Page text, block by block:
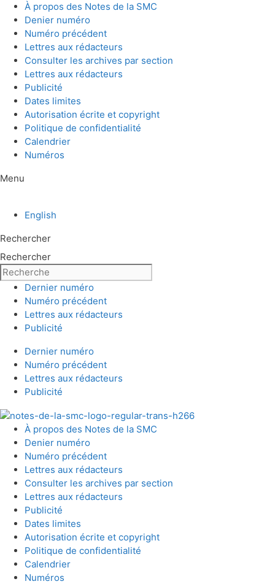
Aller
contenu
À propos des Notes de la SMC
Denier numéro
Numéro précédent
Lettres aux rédacteurs
Consulter les archives par section
Lettres aux rédacteurs
Publicité
Dates limites
Autorisation écrite et copyright
Politique de confidentialité
Calendrier
Numéros
Menu
English
Rechercher
Rechercher
Dernier numéro
Numéro précédent
Lettres aux rédacteurs
Publicité
Dernier numéro
Numéro précédent
Lettres aux rédacteurs
Publicité
À propos des Notes de la SMC
Denier numéro
Numéro précédent
Lettres aux rédacteurs
Consulter les archives par section
Lettres aux rédacteurs
Publicité
Dates limites
Autorisation écrite et copyright
Politique de confidentialité
Calendrier
Numéros